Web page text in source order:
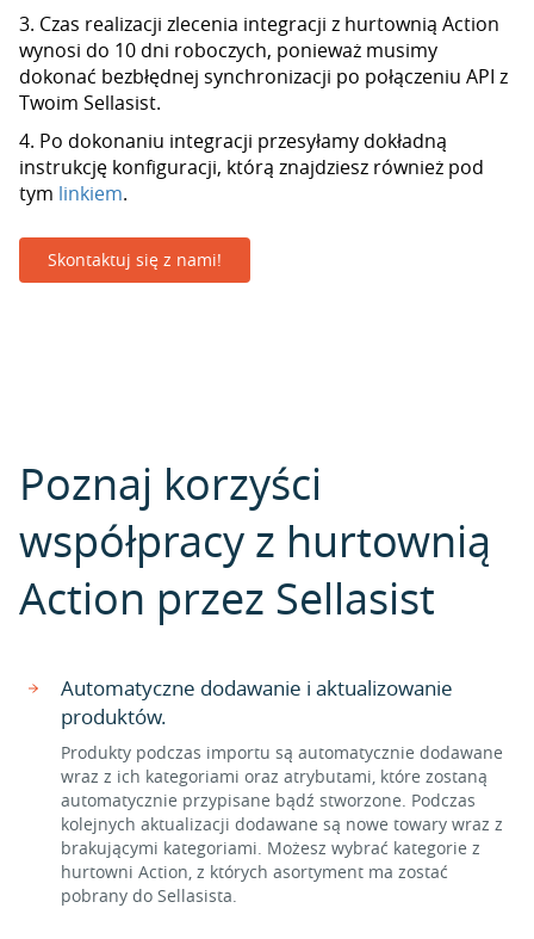
3. Czas realizacji zlecenia integracji z hurtownią Action
wynosi do 10 dni roboczych, ponieważ musimy
dokonać bezbłędnej synchronizacji po połączeniu API z
Twoim Sellasist.
4. Po dokonaniu integracji przesyłamy dokładną
instrukcję konfiguracji, którą znajdziesz również pod
tym linkiem.
Skontaktuj się z nami!
Poznaj korzyści
współpracy z hurtownią
Action przez Sellasist
Automatyczne dodawanie i aktualizowanie
produktów.
Produkty podczas importu są automatycznie dodawane
wraz z ich kategoriami oraz atrybutami, które zostaną
automatycznie przypisane bądź stworzone. Podczas
kolejnych aktualizacji dodawane są nowe towary wraz z
brakującymi kategoriami. Możesz wybrać kategorie z
hurtowni Action, z których asortyment ma zostać
pobrany do Sellasista.